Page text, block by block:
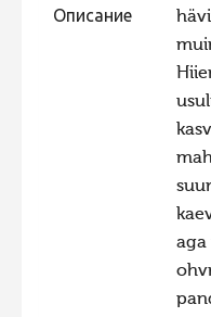
Фотоконкурс 2015
Фотоконкурс 2013
Фотоконкурс 2012
Фотоконкурс 2010
Фотоконкурс 2009
Описание
aga